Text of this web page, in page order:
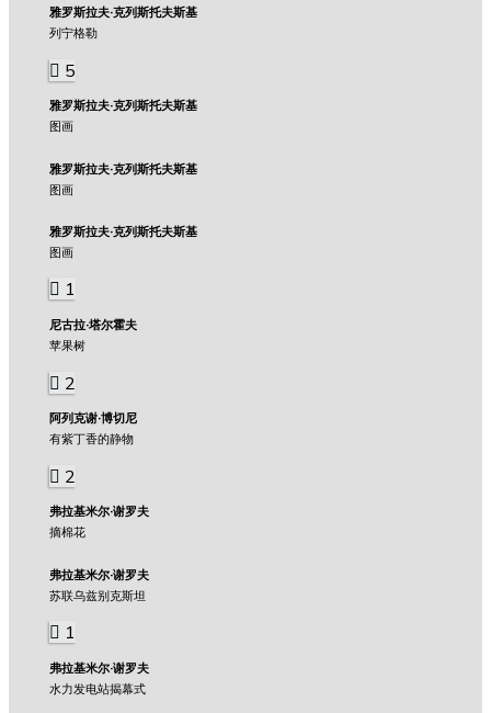
雅罗斯拉夫·克列斯托夫斯基
列宁格勒
5
雅罗斯拉夫·克列斯托夫斯基
图画
雅罗斯拉夫·克列斯托夫斯基
图画
雅罗斯拉夫·克列斯托夫斯基
图画
1
尼古拉·塔尔霍夫
苹果树
2
阿列克谢·博切尼
有紫丁香的静物
2
弗拉基米尔·谢罗夫
摘棉花
弗拉基米尔·谢罗夫
苏联乌兹别克斯坦
1
弗拉基米尔·谢罗夫
水力发电站揭幕式